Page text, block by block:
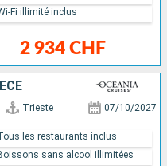
2 934 CHF
Fi illimité inclus
Trieste 07/10/2027
les restaurants inclus
sans alcool illimitées